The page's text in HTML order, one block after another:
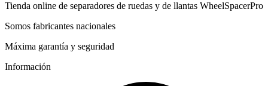
Tienda online de separadores de ruedas y de llantas WheelSpacerPro
Somos fabricantes nacionales
Máxima garantía y seguridad
Información